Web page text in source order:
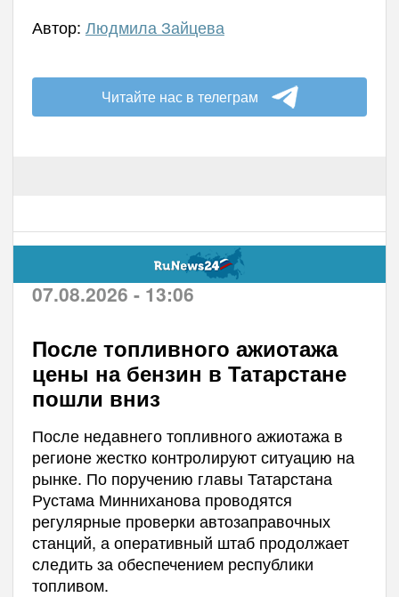
Автор: Людмила Зайцева
Читайте нас в телеграм
07.08.2026 - 13:06
После топливного ажиотажа
цены на бензин в Татарстане
пошли вниз
После недавнего топливного ажиотажа в
регионе жестко контролируют ситуацию на
рынке. По поручению главы Татарстана
Рустама Минниханова проводятся
регулярные проверки автозаправочных
станций, а оперативный штаб продолжает
следить за обеспечением республики
топливом.